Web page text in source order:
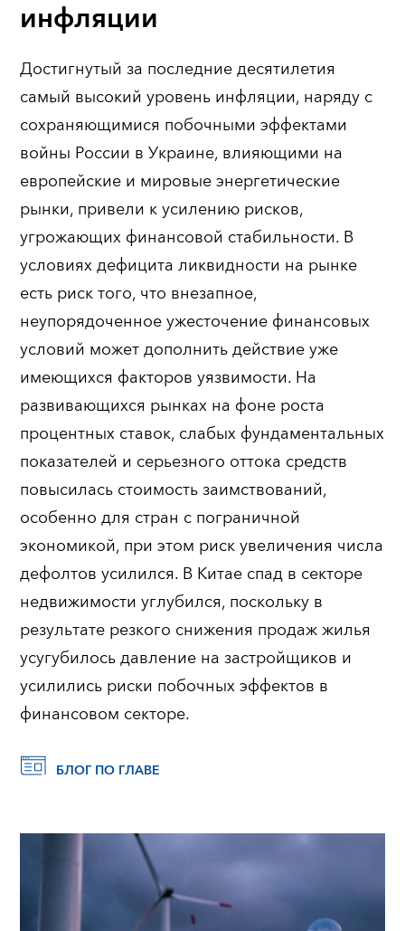
инфляции
Достигнутый за последние десятилетия
самый высокий уровень инфляции, наряду с
сохраняющимися побочными эффектами
войны России в Украине, влияющими на
европейские и мировые энергетические
рынки, привели к усилению рисков,
угрожающих финансовой стабильности. В
условиях дефицита ликвидности на рынке
есть риск того, что внезапное,
неупорядоченное ужесточение финансовых
условий может дополнить действие уже
имеющихся факторов уязвимости. На
развивающихся рынках на фоне роста
процентных ставок, слабых фундаментальных
показателей и серьезного оттока средств
повысилась стоимость заимствований,
особенно для стран с пограничной
экономикой, при этом риск увеличения числа
дефолтов усилился. В Китае спад в секторе
недвижимости углубился, поскольку в
результате резкого снижения продаж жилья
усугубилось давление на застройщиков и
усилились риски побочных эффектов в
финансовом секторе.
БЛОГ ПО ГЛАВЕ